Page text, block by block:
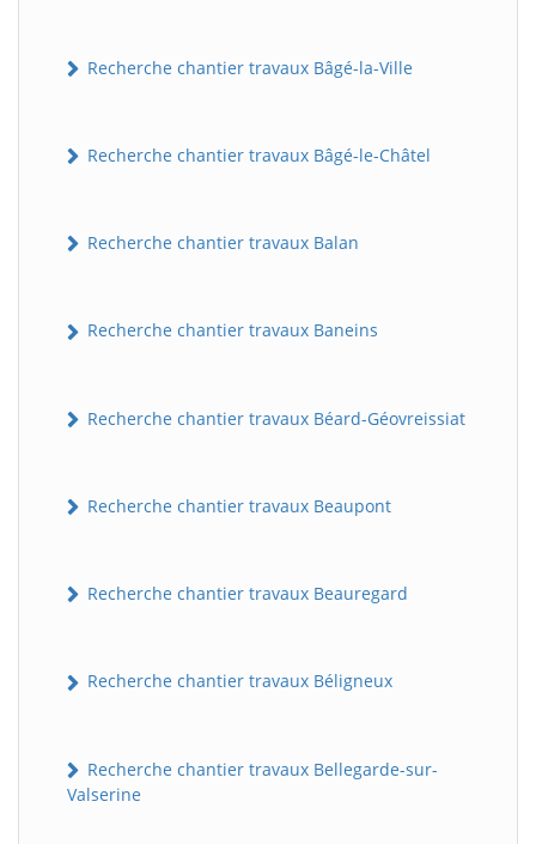
Recherche chantier travaux Bâgé-la-Ville
Recherche chantier travaux Bâgé-le-Châtel
Recherche chantier travaux Balan
Recherche chantier travaux Baneins
Recherche chantier travaux Béard-Géovreissiat
Recherche chantier travaux Beaupont
Recherche chantier travaux Beauregard
Recherche chantier travaux Béligneux
Recherche chantier travaux Bellegarde-sur-
Valserine